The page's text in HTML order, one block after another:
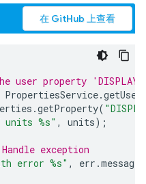
在 GitHub 上查看
property
PropertiesService.
.getProperty(
units %s" , units);
exception
error %s" , err .message